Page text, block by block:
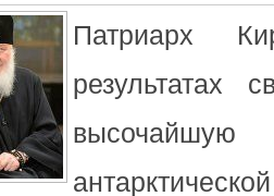
Патриарх
результатах